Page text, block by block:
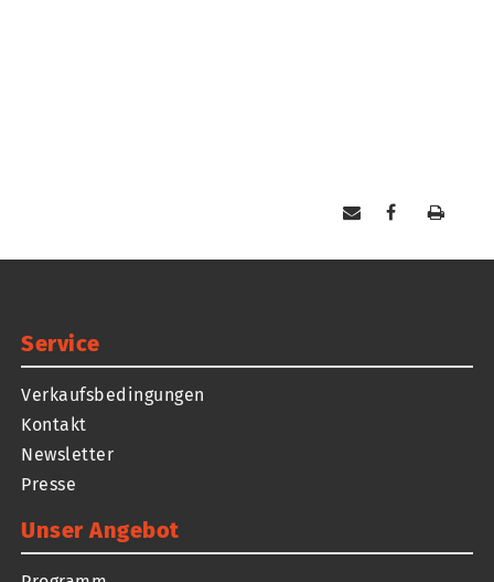
Service
Verkaufsbedingungen
Kontakt
Newsletter
Presse
Unser Angebot